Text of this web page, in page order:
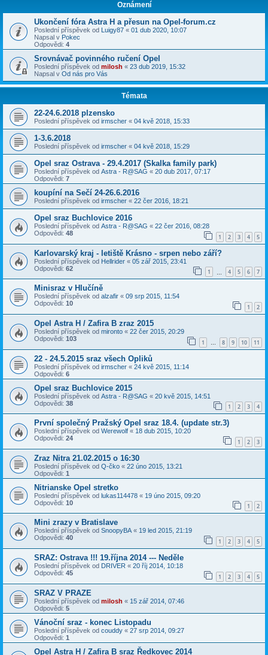
Oznámení
Ukončení fóra Astra H a přesun na Opel-forum.cz
Poslední příspěvek od Luigy87 « 01 dub 2020, 10:07
Napsal v Pokec
Odpovědi: 4
Srovnávač povinného ručení Opel
Poslední příspěvek od milosh « 23 dub 2019, 15:32
Napsal v Od nás pro Vás
Témata
22-24.6.2018 plzensko
Poslední příspěvek od irmscher « 04 kvě 2018, 15:33
1-3.6.2018
Poslední příspěvek od irmscher « 04 kvě 2018, 15:29
Opel sraz Ostrava - 29.4.2017 (Skalka family park)
Poslední příspěvek od Astra - R@SAG « 20 dub 2017, 07:17
Odpovědi: 7
koupíní na Sečí 24-26.6.2016
Poslední příspěvek od irmscher « 22 čer 2016, 18:21
Opel sraz Buchlovice 2016
Poslední příspěvek od Astra - R@SAG « 22 čer 2016, 08:28
Odpovědi: 48 1 2 3 4 5
Karlovarský kraj - letiště Krásno - srpen nebo září?
Poslední příspěvek od Hellrider « 05 zář 2015, 23:41
Odpovědi: 62 1 4 5 6 7
Minisraz v Hlučíně
Poslední příspěvek od alzafir « 09 srp 2015, 11:54
Odpovědi: 10 1 2
Opel Astra H / Zafira B zraz 2015
Poslední příspěvek od mironto « 22 čer 2015, 20:29
Odpovědi: 103 1 … 8 9 10 11
22 - 24.5.2015 sraz všech Opliků
Poslední příspěvek od irmscher « 24 kvě 2015, 11:14
Odpovědi: 6
Opel sraz Buchlovice 2015
Poslední příspěvek od Astra - R@SAG « 20 kvě 2015, 14:51
Odpovědi: 38 1 2 3 4
První společný Pražský Opel sraz 18.4. (update str.3)
Poslední příspěvek od Werewolf « 18 dub 2015, 10:20
Odpovědi: 24 1 2 3
Zraz Nitra 21.02.2015 o 16:30
Poslední příspěvek od Q-čko « 22 úno 2015, 13:21
Odpovědi: 1
Nitrianske Opel stretko
Poslední příspěvek od lukas114478 « 19 úno 2015, 09:20
Odpovědi: 10 1 2
Mini zrazy v Bratislave
Poslední příspěvek od SnoopyBA« 19 led 2015, 21:19
Odpovědi: 40 1 2 3 4 5
SRAZ: Ostrava !!! 19.října 2014 --- Neděle
Poslední příspěvek od DRIVER « 20 říj 2014, 10:18
Odpovědi: 45 1 2 3 4 5
SRAZ V PRAZE
Poslední příspěvek od milosh « 15 zář 2014, 07:46
Odpovědi: 5
Vánoční sraz - konec Listopadu
Poslední příspěvek od couddy « 27 srp 2014, 09:27
Odpovědi: 1
Opel Astra H / Zafira B sraz Ředkovec 2014